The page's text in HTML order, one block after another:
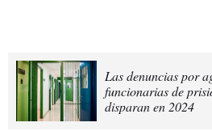
Las denuncias por
funcionarias de
disparan en 2024